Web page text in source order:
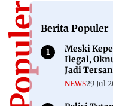
Berita Populer
Meski
Ilegal,
Jadi
NEWS29 Jul